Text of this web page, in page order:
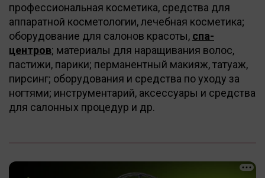
профессиональная косметика, средства для
аппаратной косметологии, лечебная косметика;
оборудование для салонов красоты, спа-
центров; материалы для наращивания волос,
пастижи, парики; перманентный макияж, татуаж,
пирсинг; оборудования и средства по уходу за
ногтями; инструментарий, аксессуары и средства
для салонных процедур и др.